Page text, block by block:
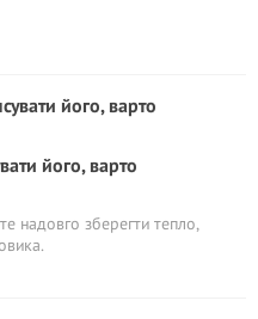
його, варто
надовго зберегти тепло,